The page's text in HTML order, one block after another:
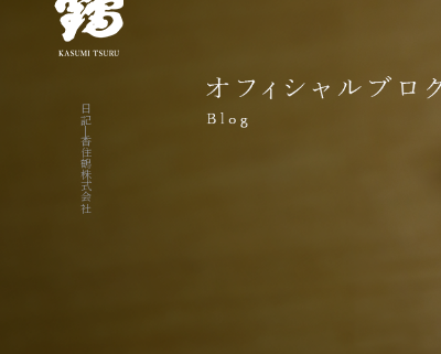
日記|香住鶴株式会社